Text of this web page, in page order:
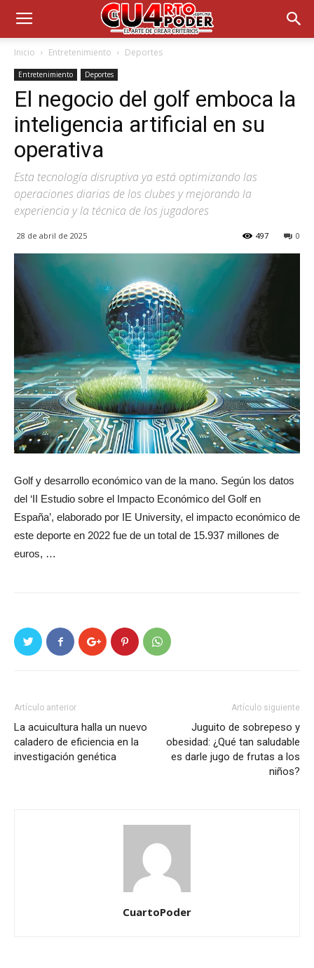
Inicio Entretenimiento Deportes
Entretenimiento Deportes
El negocio del golf emboca la
inteligencia artificial en su
operativa
Esta tecnología disruptiva ya está optimizando las
operaciones diarias de los clubes y mejorando la
experiencia y la técnica de los jugadores
28 de abril de 2025 0
497
Golf y desarrollo económico van de la mano. Según los datos
del ‘II Estudio sobre el Impacto Económico del Golf en
España’, elaborado por IE University, el impacto económico de
este deporte en 2022 fue de un total de 15.937 millones de
euros, …
Artículo anterior
La acuicultura halla un nuevo
caladero de eficiencia en la
investigación genética
Artículo siguiente
Juguito de sobrepeso y
obesidad: ¿Qué tan saludable
es darle jugo de frutas a los
niños?
CuartoPoder